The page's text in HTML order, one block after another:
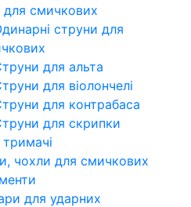
смичкових
струни для
для альта
для віолончелі
для контрабаса
для скрипки
чохли для смичкових
для ударних